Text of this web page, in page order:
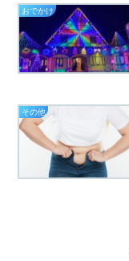
おでかけ
その他